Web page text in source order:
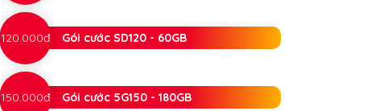
120.000đ Gói cước SD120 - 60GB
150.000đ Gói cước 5G150 - 180GB